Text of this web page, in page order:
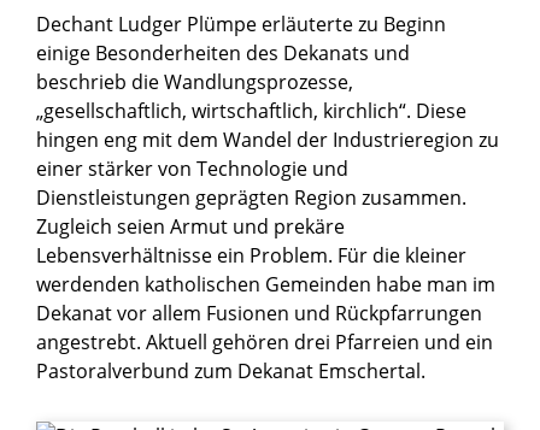
Dechant Ludger Plümpe erläuterte zu Beginn
einige Besonderheiten des Dekanats und
beschrieb die Wandlungsprozesse,
„gesellschaftlich, wirtschaftlich, kirchlich“. Diese
hingen eng mit dem Wandel der Industrieregion zu
einer stärker von Technologie und
Dienstleistungen geprägten Region zusammen.
Zugleich seien Armut und prekäre
Lebensverhältnisse ein Problem. Für die kleiner
werdenden katholischen Gemeinden habe man im
Dekanat vor allem Fusionen und Rückpfarrungen
angestrebt. Aktuell gehören drei Pfarreien und ein
Pastoralverbund zum Dekanat Emschertal.